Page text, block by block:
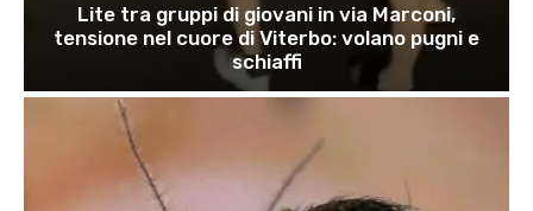
Lite tra gruppi di giovani in via Marconi,
tensione nel cuore di Viterbo: volano pugni e
schiaffi